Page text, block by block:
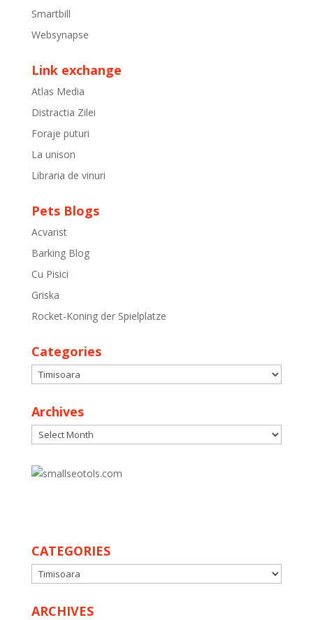
Smartbill
Websynapse
Link exchange
Atlas Media
Distractia Zilei
Foraje puturi
La unison
Libraria de vinuri
Pets Blogs
Acvarist
Barking Blog
Cu Pisici
Griska
Rocket-Koning der Spielplatze
Categories
Categories
Archives
Archives
CATEGORIES
CATEGORIES
ARCHIVES